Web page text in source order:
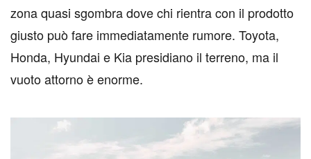
zona quasi sgombra dove chi rientra con il prodotto
giusto può fare immediatamente rumore. Toyota,
Honda, Hyundai e Kia presidiano il terreno, ma il
vuoto attorno è enorme.